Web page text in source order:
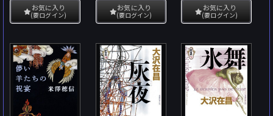
お気に入り
(要ログイン)
お気に入り
(要ログイン)
お気に入り
(要ログイン)